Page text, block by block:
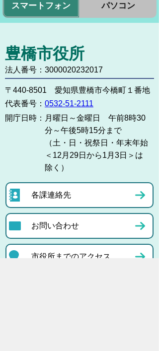
スマートフォン パソコン
豊橋市役所
法人番号：3000020232017
〒440-8501 愛知県豊橋市今橋町１番地
代表番号： 0532-51-2111
開庁日時： 月曜日～金曜日 午前8時30
分～午後5時15分まで
（土・日・祝祭日・年末年始
＜12月29日から1月3日＞は
除く）
各課連絡先
お問い合わせ
市役所までのアクセス